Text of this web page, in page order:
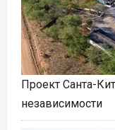
Проект Санта-
независимости